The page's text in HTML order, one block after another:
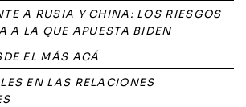
A RUSIA Y CHINA: LOS RIESGOS
A LA QUE APUESTA BIDEN
EL MÁS ACÁ
EN LAS RELACIONES